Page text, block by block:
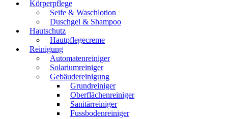
Körperpflege
Seife & Waschlotion
Duschgel & Shampoo
Hautschutz
Hautpflegecreme
Reinigung
Automatenreiniger
Solariumreiniger
Gebäudereinigung
Grundreiniger
Oberflächenreiniger
Sanitärreiniger
Fussbodenreiniger